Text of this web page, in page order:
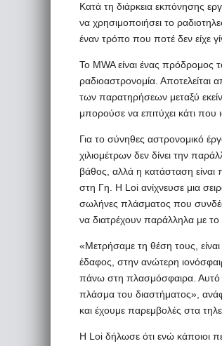
Κατά τη διάρκεια εκπόνησης
να χρησιμοποιήσει το
έναν τρόπο που ποτέ δεν είχε
Το MWA είναι ένας πρόδρομος
ραδιοαστρονομία. Αποτελείται
των παρατηρήσεων μεταξύ
μπορούσε να επιτύχει κάτι που
Για το σύνηθες αστρονομικό
χιλιομέτρων δεν δίνει την
βάθος, αλλά η κατάσταση είναι
στη Γη. Η Loi ανίχνευσε μια
σωλήνες πλάσματος που
να διατρέχουν παράλληλα με το
«Μετρήσαμε τη θέση τους,
έδαφος, στην ανώτερη
πάνω στη πλασμόσφαιρα. Αυτό
πλάσμα του διαστήματος»,
και έχουμε παρεμβολές στα
Η Loi δήλωσε ότι ενώ κάποιοι